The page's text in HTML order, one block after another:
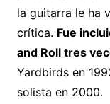
la guitarra le ha
crítica. Fue
and Roll tres
Yardbirds en
solista en 2000.